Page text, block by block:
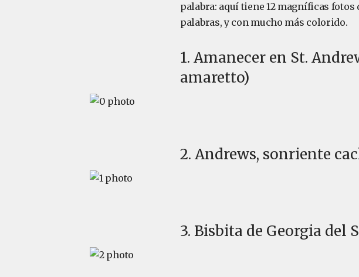
palabra: aquí tiene 12 magníficas fotos
palabras, y con mucho más colorido.
1. Amanecer en St.
amaretto)
2. Andrews, sonriente
3. Bisbita de Georgia del